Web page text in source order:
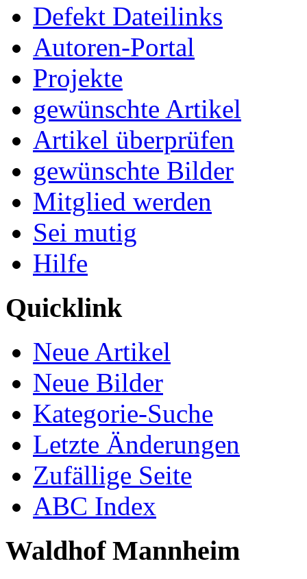
Defekt Dateilinks
Autoren-Portal
Projekte
gewünschte Artikel
Artikel überprüfen
gewünschte Bilder
Mitglied werden
Sei mutig
Hilfe
Quicklink
Neue Artikel
Neue Bilder
Kategorie-Suche
Letzte Änderungen
Zufällige Seite
ABC Index
Waldhof Mannheim